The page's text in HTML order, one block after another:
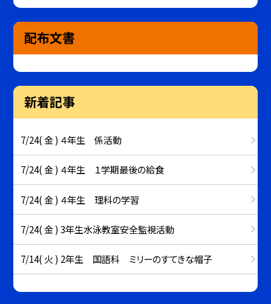
配布文書
新着記事
7/24( 金 ) ４年生 係活動
7/24( 金 ) ４年生 １学期最後の給食
7/24( 金 ) ４年生 理科の学習
7/24( 金 ) 3年生水泳教室安全監視活動
7/14( 火 ) 2年生 国語科 ミリーのすてきな帽子